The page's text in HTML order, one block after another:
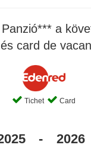
a
card de
Tichet
Card
- 2026